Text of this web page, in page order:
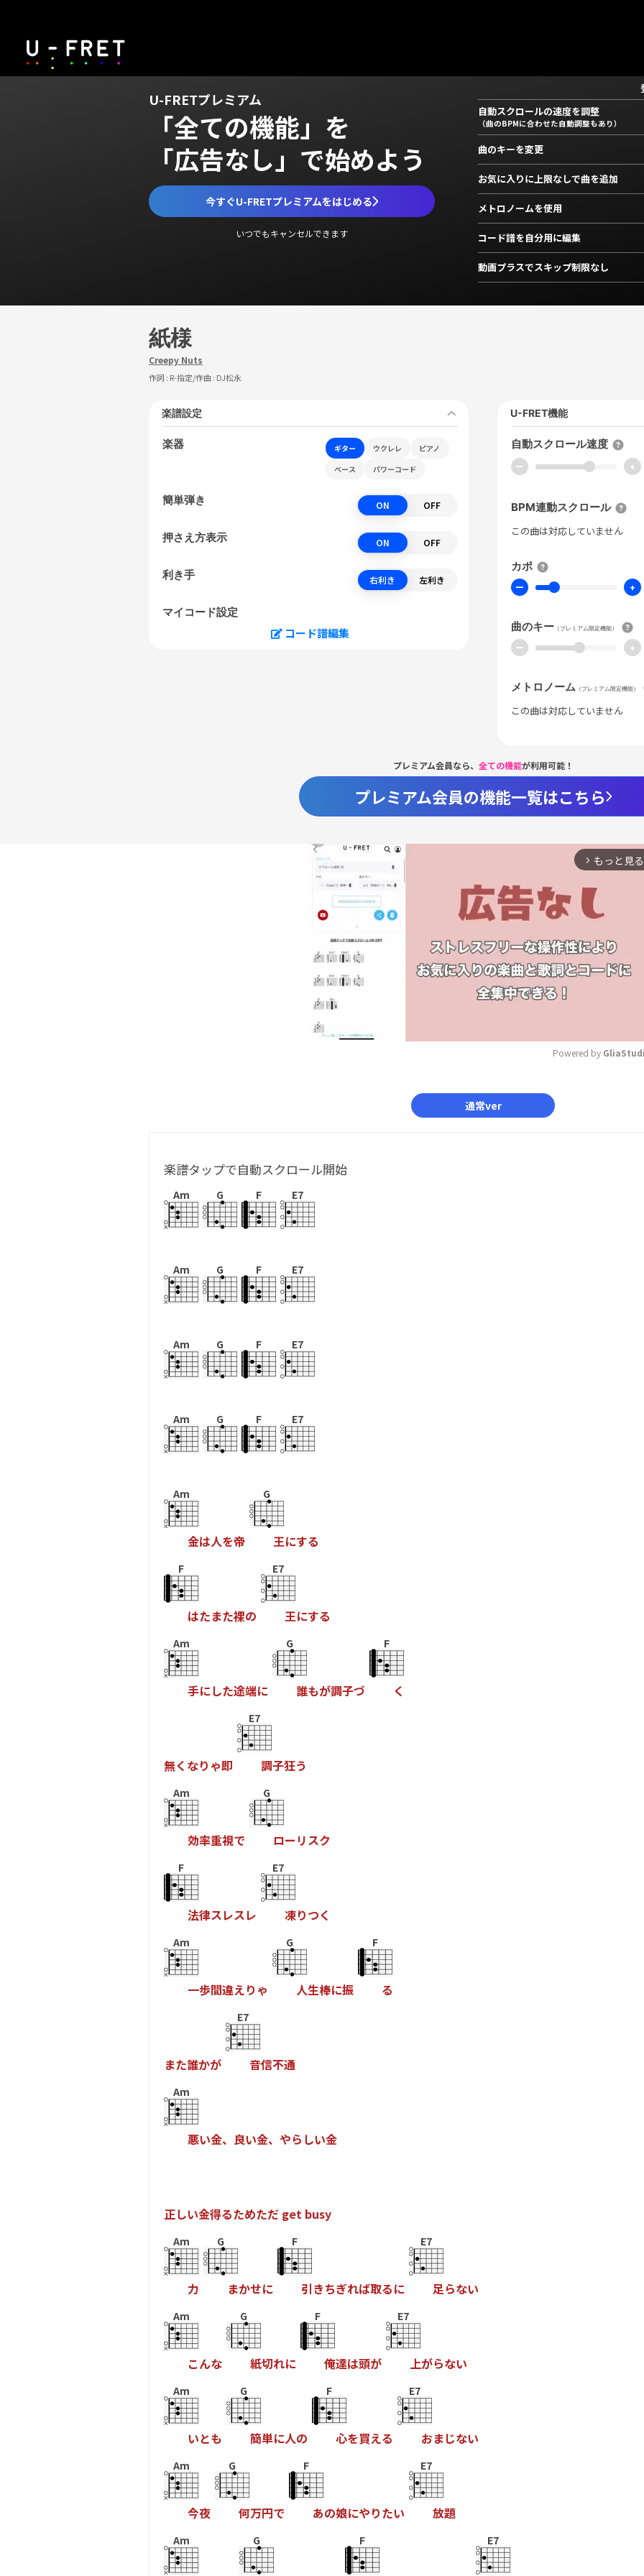
U-FRETプレミアム
「全ての機能」を
「広告なし」で始めよう
今すぐU-FRETプレミアムをはじめる
いつでもキャンセルできます
自動スクロールの速度を調整
（曲のBPMに合わせた自動調整もあり）
曲のキーを変更
お気に入りに上限なしで曲を追加
メトロノームを使用
コード譜を自分用に編集
動画プラスでスキップ制限なし
紙様
Creepy Nuts
作詞 : R-指定/作曲 : DJ松永
楽譜設定
楽器 ギター ウクレレ
ピアノ
ベース
パワーコード
簡単弾き ON OFF
押さえ方表示 ON OFF
利き手 右利き 左利き
マイコード設定
コード譜編集
U-FRET機能
自動スクロール速度
ー +
BPM連動スクロール
この曲は対応していません
カポ
ー +
曲のキー （プレミアム限定機能）
ー +
メトロノーム （プレミアム限定機能）
この曲は対応していません
プレミアム会員なら、 全ての機能が利用可能！
プレミアム会員の機能一覧はこちら
arrow_forward_ios もっと見る
Powered by
通常ver
楽譜タップで自動スクロール開始
Am G F E7
Am G F E7
Am G F E7
Am G F E7
Am
金は人を帝
G
王にする
F
はたまた裸の
E7
王にする
Am
手にした途端に
G
誰もが調子づ
F
く
無く なり ゃ即
E7
調子狂う
Am
効率重視で
G
ロー リスク
F
法律スレスレ
E7
凍りつく
Am
一歩間違えり ゃ
G
人生棒に振
F
る
また誰かが
E7
音信不通
Am
悪い金、 良い金、 やら しい金
正しい金得るためただ get busy
Am
力
G
まかせに
F
引きちぎれば取るに
E7
足らない
Am
こんな
G
紙切れに
F
俺達は頭が
E7
上がらない
Am
いとも
G
簡単に人の
F
心を買える
E7
おまじない
Am
今夜
G
何万円で
F
あの娘にやりたい
E7
放題
Am G F E7